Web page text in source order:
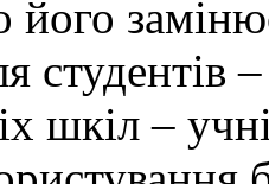
студентів
шкіл –